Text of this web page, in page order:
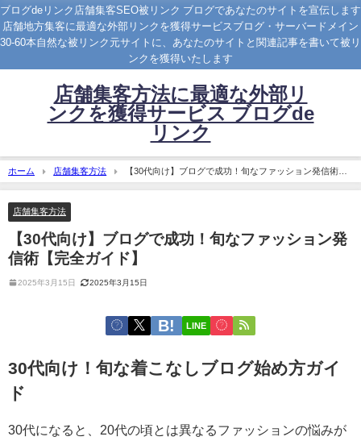
ブログdeリンク店舗集客SEO被リンク ブログであなたのサイトを宣伝します
店舗地方集客に最適な外部リンクを獲得サービスブログ・サーバードメイン
30-60本自然な被リンク元サイトに、あなたのサイトと関連記事を書いて被リ
ンクを獲得いたします
店舗集客方法に最適な外部リ
ンクを獲得サービス ブログde
リンク
ホーム 店舗集客方法
【30代向け】ブログで成功！旬なファッション発信術
【完全ガイド】
店舗集客方法
【30代向け】ブログで成功！旬なファッション発
信術【完全ガイド】
2025年3月15日 2025年3月15日
LINE
30代向け！旬な着こなしブログ始め方ガイ
ド
30代になると、20代の頃とは異なるファッションの悩みが